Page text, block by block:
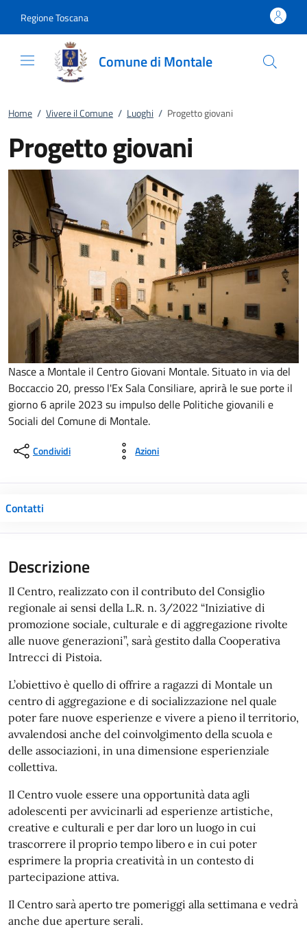
Regione Toscana
Comune di Montale
Home / Vivere il Comune / Luoghi / Progetto giovani
Progetto giovani
Nasce a Montale il Centro Giovani Montale. Situato in via del
Boccaccio 20, presso l'Ex Sala Consiliare, aprirà le sue porte il
giorno 6 aprile 2023 su impulso delle Politiche giovanili e
Sociali del Comune di Montale.
Condividi Azioni
Contatti
Descrizione
Il Centro, realizzato con il contributo del Consiglio
regionale ai sensi della L.R. n. 3/2022 “Iniziative di
promozione sociale, culturale e di aggregazione rivolte
alle nuove generazioni”, sarà gestito dalla Cooperativa
Intrecci di Pistoia.
L’obiettivo è quello di offrire a ragazzi di Montale un
centro di aggregazione e di socializzazione nel quale
poter fare nuove esperienze e vivere a pieno il territorio,
avvalendosi anche del coinvolgimento della scuola e
delle associazioni, in una dimensione esperienziale
collettiva.
Il Centro vuole essere una opportunità data agli
adolescenti per avvicinarli ad esperienze artistiche,
creative e culturali e per dar loro un luogo in cui
trascorrere il proprio tempo libero e in cui poter
esprimere la propria creatività in un contesto di
partecipazione attiva.
Il Centro sarà aperto tre pomeriggi alla settimana e vedrà
anche due aperture serali.